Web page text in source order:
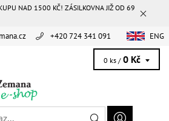
NAD 1500 KČ! ZÁSILKOVNA JIŽ OD 69
+420 724 341 091 ENG
0 ks / 0 Kč